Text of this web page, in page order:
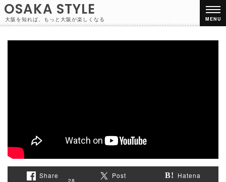
OSAKA STYLE
大阪を知れば、もっと大阪が楽しくなる MENU
Share
28
Post Hatena